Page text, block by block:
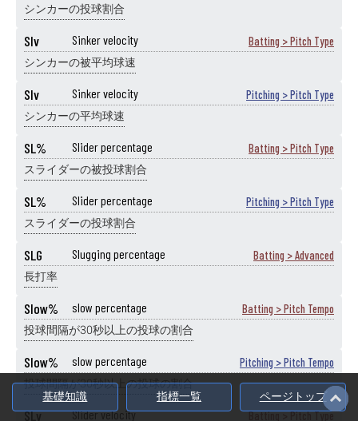
シンカーの投球割合
SIv Sinker velocity Batting > Pitch Type
シンカーの被平均球速
SIv Sinker velocity Pitching > Pitch Type
シンカーの平均球速
SL% Slider percentage Batting > Pitch Type
スライダーの被投球割合
SL% Slider percentage Pitching > Pitch Type
スライダーの投球割合
SLG Slugging percentage Batting > Advanced
長打率
Slow% slow percentage Batting > Pitch Tempo
投球間隔が30秒以上の投球の割合
Slow% slow percentage Pitching > Pitch Tempo
投球間隔が30秒以上の投球の割合
SLv Slider velocity Batting > Pitch Type
基礎知識 指標一覧 ページトップ